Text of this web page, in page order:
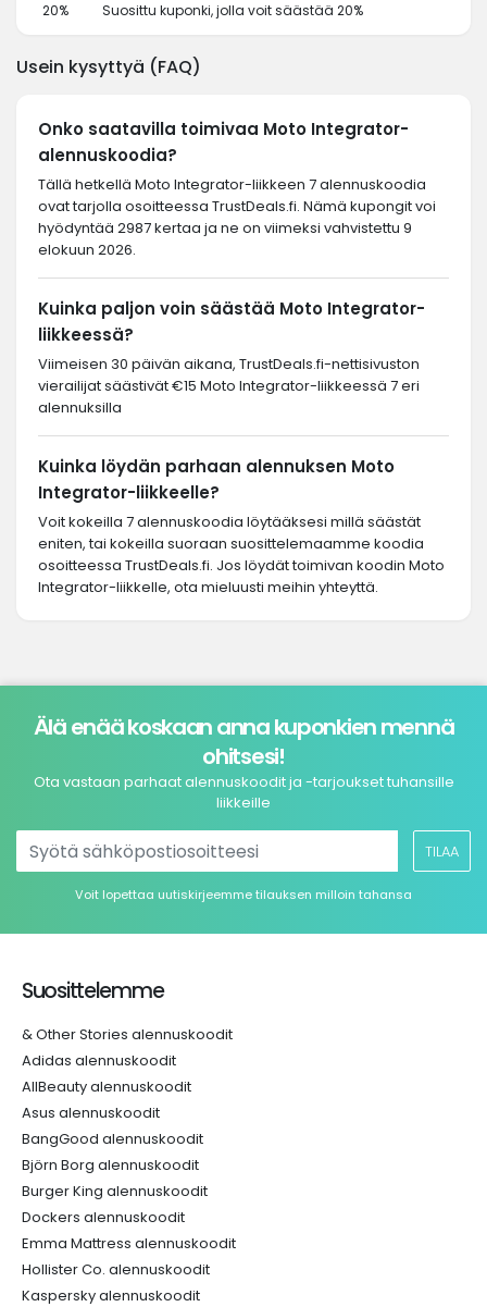
20% Suosittu kuponki, jolla voit säästää 20%
Usein kysyttyä (FAQ)
Onko saatavilla toimivaa Moto Integrator-
alennuskoodia?
Tällä hetkellä Moto Integrator-liikkeen 7 alennuskoodia
ovat tarjolla osoitteessa TrustDeals.fi. Nämä kupongit voi
hyödyntää 2987 kertaa ja ne on viimeksi vahvistettu 9
elokuun 2026.
Kuinka paljon voin säästää Moto Integrator-
liikkeessä?
Viimeisen 30 päivän aikana, TrustDeals.fi-nettisivuston
vierailijat säästivät €15 Moto Integrator-liikkeessä 7 eri
alennuksilla
Kuinka löydän parhaan alennuksen Moto
Integrator-liikkeelle?
Voit kokeilla 7 alennuskoodia löytääksesi millä säästät
eniten, tai kokeilla suoraan suosittelemaamme koodia
osoitteessa TrustDeals.fi. Jos löydät toimivan koodin Moto
Integrator-liikkelle, ota mieluusti meihin yhteyttä.
Älä enää koskaan anna kuponkien mennä
ohitsesi!
Ota vastaan parhaat alennuskoodit ja -tarjoukset tuhansille
liikkeille
TILAA
Voit lopettaa uutiskirjeemme tilauksen milloin tahansa
Suosittelemme
& Other Stories alennuskoodit
Adidas alennuskoodit
AllBeauty alennuskoodit
Asus alennuskoodit
BangGood alennuskoodit
Björn Borg alennuskoodit
Burger King alennuskoodit
Dockers alennuskoodit
Emma Mattress alennuskoodit
Hollister Co. alennuskoodit
Kaspersky alennuskoodit